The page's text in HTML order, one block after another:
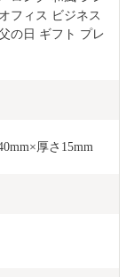
フィス ビジネス
の日 ギフト プレ
厚さ15mm